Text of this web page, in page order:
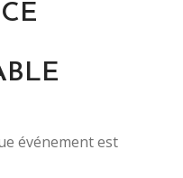
événement est